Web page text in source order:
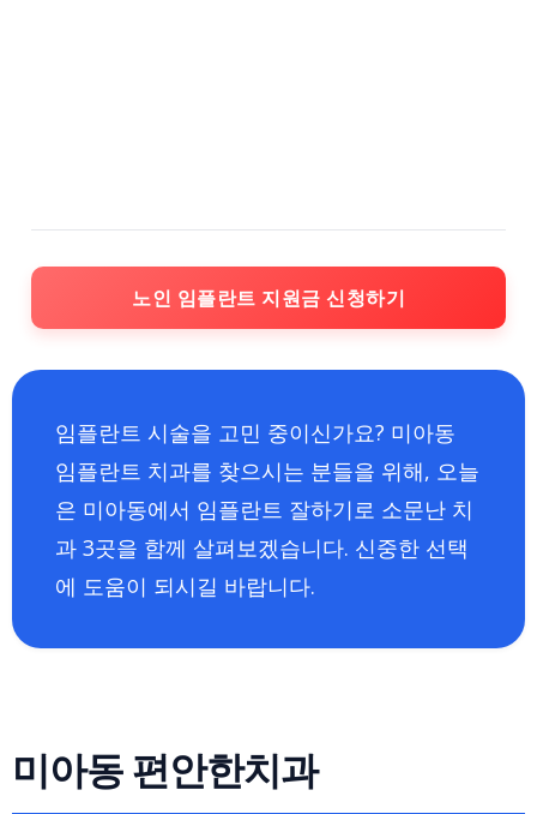
노인 임플란트 지원금 신청하기
임플란트 시술을 고민 중이신가요? 미아동
임플란트 치과를 찾으시는 분들을 위해, 오늘
은 미아동에서 임플란트 잘하기로 소문난 치
과 3곳을 함께 살펴보겠습니다. 신중한 선택
에 도움이 되시길 바랍니다.
미아동 편안한치과